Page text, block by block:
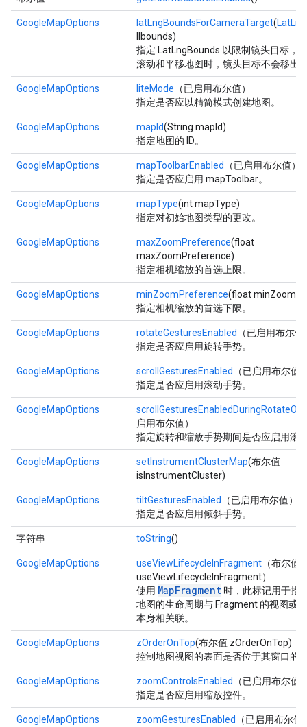
GoogleMapOptions latLngBoundsForCameraTarget(
llbounds)
指定 LatLngBounds 以限制镜头目标，
滚动和平移地图时，镜头目标不会移出
GoogleMapOptions liteMode （已启用布尔值）
指定是否应以精简模式创建地图。
GoogleMapOptions mapId(String mapId)
指定地图的 ID。
GoogleMapOptions mapToolbarEnabled
（已启用布尔值）
指定是否应启用 mapToolbar。
GoogleMapOptions mapType(int mapType)
指定对初始地图类型的更改。
GoogleMapOptions maxZoomPreference(float
maxZoomPreference)
指定相机缩放的首选上限。
GoogleMapOptions minZoomPreference(float
指定相机缩放的首选下限。
GoogleMapOptions rotateGesturesEnabled
（已启用布尔值
指定是否应启用旋转手势。
GoogleMapOptions scrollGesturesEnabled
（已启用布尔值
指定是否应启用滚动手势。
GoogleMapOptions
启用布尔值）
指定旋转和缩放手势期间是否应启用滚
GoogleMapOptions setInstrumentClusterMap(布尔值
isInstrumentCluster)
GoogleMapOptions tiltGesturesEnabled
（已启用布尔值）
指定是否应启用倾斜手势。
字符串 toString()
GoogleMapOptions useViewLifecycleInFragment （布尔值
useViewLifecycleInFragment）
使用 MapFragment 时，此标记用于指
地图的生命周期与 Fragment 的视图或
本身相关联。
GoogleMapOptions zOrderOnTop(布尔值 zOrderOnTop)
控制地图视图的表面是否位于其窗口的
GoogleMapOptions zoomControlsEnabled
（已启用布尔值
指定是否应启用缩放控件。
GoogleMapOptions zoomGesturesEnabled （已启用布尔值